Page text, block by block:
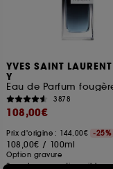
YVES SAINT LAURENT
Y
3878
108,00€
Prix d'origine : 144,00€ -25%
108,00€ / 100ml
Option gravure
3 contenances disponibles